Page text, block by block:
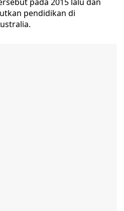
pendidikan di